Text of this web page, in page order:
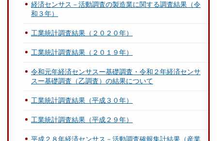
経済センサス－活動調査の製造業に関する調査結果（令
和３年）
工業統計調査結果（２０２０年）
工業統計調査結果（２０１９年）
令和元年経済センサスー基礎調査・令和２年経済センサ
スー基礎調査（乙調査）の結果について
工業統計調査結果（平成３０年）
工業統計調査結果（平成２９年）
平成２８年経済センサス－活動調査確報集計結果（産業